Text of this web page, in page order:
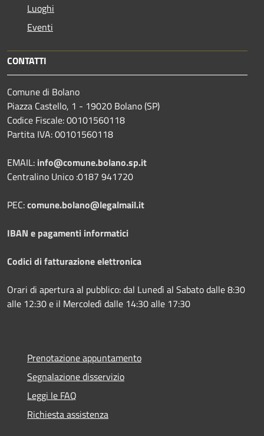
Luoghi
Eventi
CONTATTI
Comune di Bolano
Piazza Castello, 1 - 19020 Bolano (SP)
Codice Fiscale: 00101560118
Partita IVA: 00101560118
EMAIL: info@comune.bolano.sp.it
Centralino Unico :0187 941720
PEC:comune.bolano@legalmail.it
IBAN e pagamenti informatici
Codici di fatturazione elettronica
Orari di apertura al pubblico: dal Lunedì al Sabato dalle 8:30
alle 12:30 e il Mercoledì dalle 14:30 alle 17:30
Prenotazione appuntamento
Segnalazione disservizio
Leggi le FAQ
Richiesta assistenza